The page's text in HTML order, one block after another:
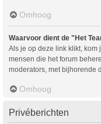
Omhoog
Waarvoor dient de "Het
Als je op deze link klikt,
mensen die het forum
moderators, met bijhorende
Omhoog
Privéberichten